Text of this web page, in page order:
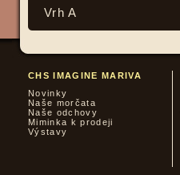
Vrh A
CHS IMAGINE MARIVA
Novinky
Naše morčata
Naše odchovy
Miminka k prodeji
Výstavy